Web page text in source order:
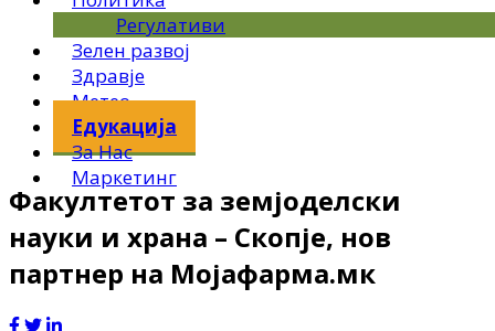
Регулативи
Зелен развој
Здравје
Метео
Едукација
За Нас
Маркетинг
Факултетот за земјоделски
науки и храна – Скопје, нов
партнер на Мојафарма.мк